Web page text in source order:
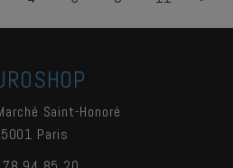
Saint-Honoré
Paris